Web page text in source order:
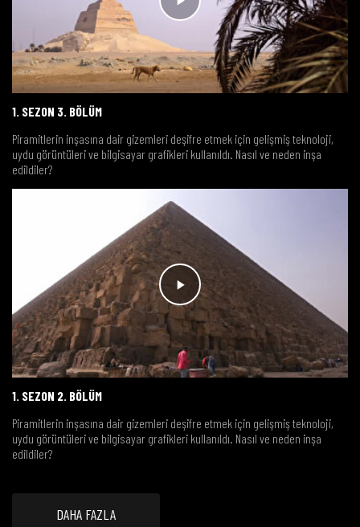
1. SEZON 3. BÖLÜM
Piramitlerin inşasına dair gizemleri deşifre etmek için gelişmiş teknoloji,
uydu görüntüleri ve bilgisayar grafikleri kullanıldı. Nasıl ve neden inşa
edildiler?
1. SEZON 2. BÖLÜM
Piramitlerin inşasına dair gizemleri deşifre etmek için gelişmiş teknoloji,
uydu görüntüleri ve bilgisayar grafikleri kullanıldı. Nasıl ve neden inşa
edildiler?
DAHA FAZLA